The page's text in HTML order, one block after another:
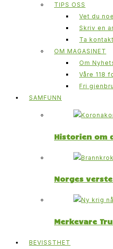
TIPS OSS
Vet du
Skriv en
Ta kontakt
OM MAGASINET
Om
Våre 118
Fri
SAMFUNN
Historien om
Norges
Merkevare
BEVISSTHET